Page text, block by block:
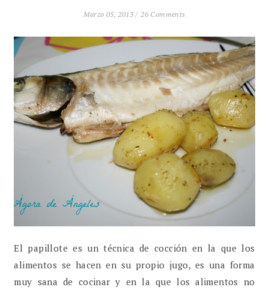
Marzo 05, 2013 / 26 Comments
El papillote es un técnica de cocción en la que los
alimentos se hacen en su propio jugo, es una forma
muy sana de cocinar y en la que los alimentos no